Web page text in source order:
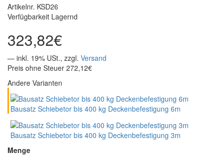
Artikelnr. KSD26
Verfügbarkeit Lagernd
323,82€
— inkl. 19% USt., zzgl. Versand
Preis ohne Steuer 272,12€
Andere Varianten
Bausatz Schiebetor bis 400 kg Deckenbefestigung 6m
Bausatz Schiebetor bis 400 kg Deckenbefestigung 3m
Menge